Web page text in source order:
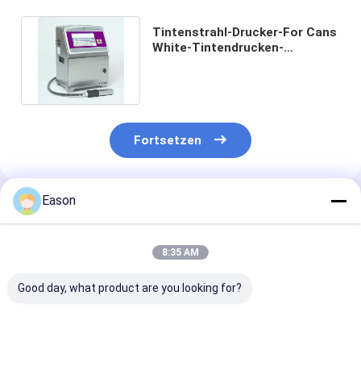
Tintenstrahl-Drucker-For Cans
White-Tintendrucken-
Fortsetzen
Empfohlene Produkte
Eason
8:35 AM
Good day, what product are you looking for?